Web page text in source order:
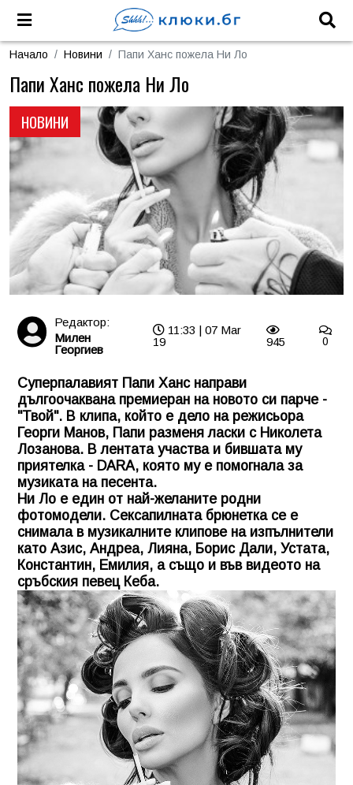
Начало Новини Папи Ханс пожела Ни Ло
НОВИНИ
Папи Ханс пожела Ни Ло
Редактор:
Милен
Георгиев
11:33 | 07 Mar
19
945 0
Суперпалавият Папи Ханс направи
дългоочаквана премиеран на новото си парче -
"Твой". В клипа, който е дело на режисьора
Георги Манов, Папи разменя ласки с Николета
Лозанова. В лентата участва и бившата му
приятелка - DARA, която му е помогнала за
музиката на песента.
Ни Ло е един от най-желаните родни
фотомодели. Сексапилната брюнетка се е
снимала в музикалните клипове на изпълнители
като Азис, Андреа, Лияна, Борис Дали, Устата,
Константин, Емилия, а също и във видеото на
сръбския певец Кеба.